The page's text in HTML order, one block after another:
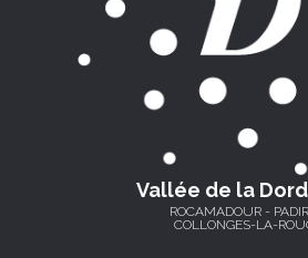
Vallée de la
ROCAMADOUR -
COLLONGES-LA-